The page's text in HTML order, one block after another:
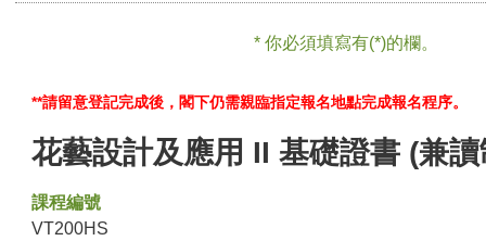
* 你必須填寫有(*)的欄。
**請留意登記完成後，閣下仍需親臨指定報名地點完成報名程序。
花藝設計及應用 II 基礎證書 (兼讀
課程編號
VT200HS